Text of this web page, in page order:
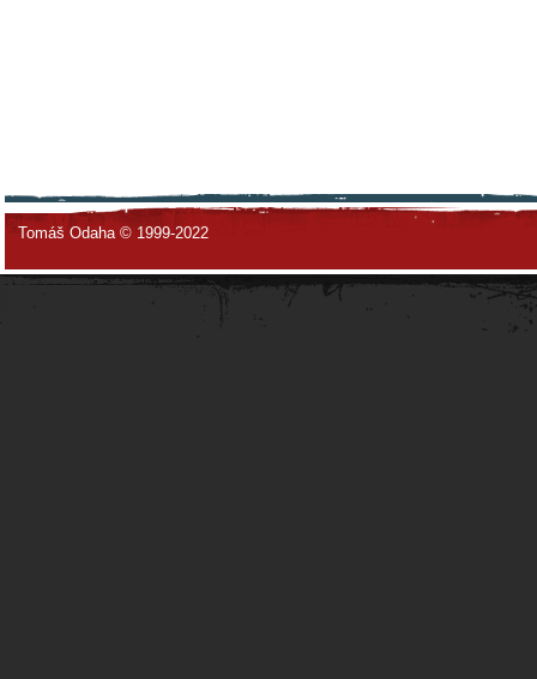
Tomáš Odaha © 1999-2022